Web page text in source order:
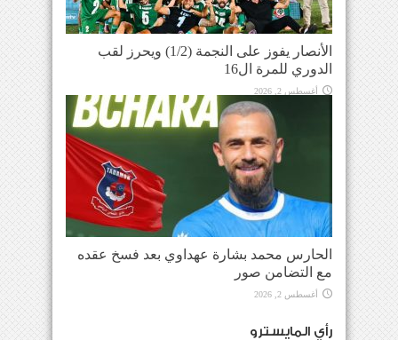
الأنصار يفوز على النجمة (1/2) ويحرز لقب
الدوري للمرة ال16
أغسطس 2, 2026
الحارس محمد بشارة عهداوي بعد فسخ عقده
مع التضامن صور
أغسطس 2, 2026
رأي المايسترو